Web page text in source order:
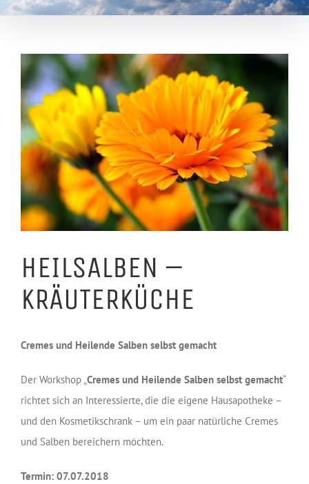
Zeige
grösseres
Bild
HEILSALBEN –
KRÄUTERKÜCHE
Cremes und Heilende Salben selbst gemacht
Der Workshop „Cremes und Heilende Salben selbst gemacht“
richtet sich an Interessierte, die die eigene Hausapotheke –
und den Kosmetikschrank – um ein paar natürliche Cremes
und Salben bereichern möchten.
Termin: 07.07.2018